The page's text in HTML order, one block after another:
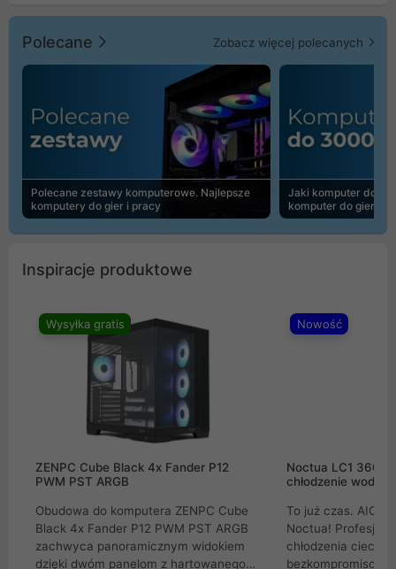
Polecane Zobacz więcej polecanych
Polecane zestawy komputerowe. Najlepsze
komputery do gier i pracy
Jaki komputer do
komputer do gier |
Inspiracje produktowe
Wysyłka gratis
ZENPC Cube Black 4x Fander P12
PWM PST ARGB
Obudowa do komputera ZENPC Cube
Black 4x Fander P12 PWM PST ARGB
zachwyca panoramicznym widokiem
dzięki dwóm panelom z hartowanego
Nowość
Noctua LC1
chłodzenie wodne
To już czas. AIO
Noctua!
chłodzenia cieczą